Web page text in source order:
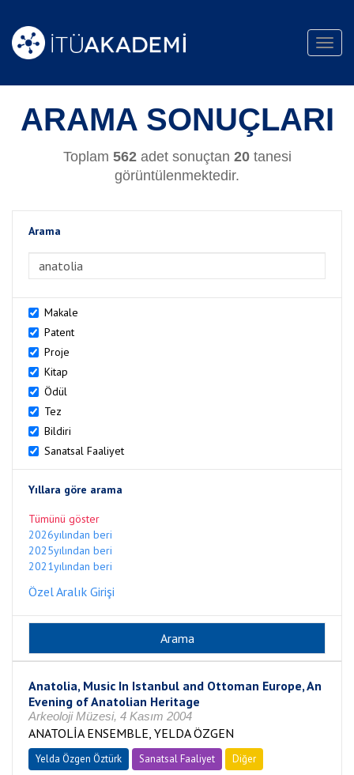
ARAMA SONUÇLARI
Toplam 562adet sonuçtan 20tanesi
görüntülenmektedir.
Arama
Makale
Patent
Proje
Kitap
Ödül
Tez
Bildiri
Sanatsal Faaliyet
Yıllara göre arama
Tümünü göster
2026yılından beri
2025yılından beri
2021yılından beri
Özel Aralık Girişi
Anatolia, Music In Istanbul and Ottoman Europe, An
Evening of Anatolian Heritage
Arkeoloji Müzesi, 4 Kasım 2004
ANATOLİA ENSEMBLE, YELDA ÖZGEN
Yelda Özgen Öztürk Sanatsal Faaliyet Diğer